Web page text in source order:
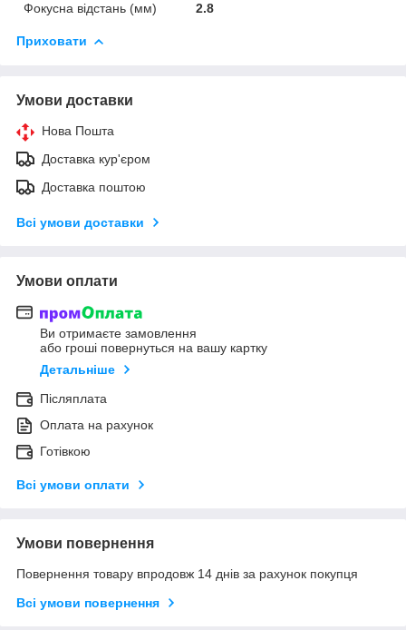
Фокусна відстань (мм)
2.8
Приховати
Умови доставки
Нова Пошта
Доставка кур'єром
Доставка поштою
Всі умови доставки
Умови оплати
Ви отримаєте замовлення
або гроші повернуться на вашу картку
Детальніше
Післяплата
Оплата на рахунок
Готівкою
Всі умови оплати
Умови повернення
Повернення товару впродовж 14 днів за рахунок покупця
Всі умови повернення